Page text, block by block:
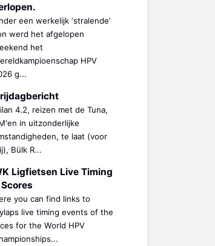
een werkelijk ‘stralende’
werd het afgelopen
het
HPV
g...
4.2, reizen met de Tuna,
in uitzonderlijke
te laat (voor
Bülk R...
Ligfietsen Live Timing
you can find links to
live timing events of the
for the World HPV